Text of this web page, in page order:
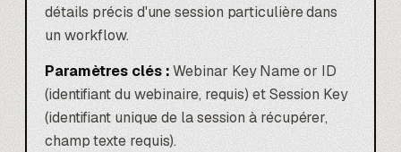
détails précis d'une session particulière dans
un workflow.
Paramètres clés :Webinar Key Name or ID
(identifiant du webinaire, requis) et Session Key
(identifiant unique de la session à récupérer,
champ texte requis).